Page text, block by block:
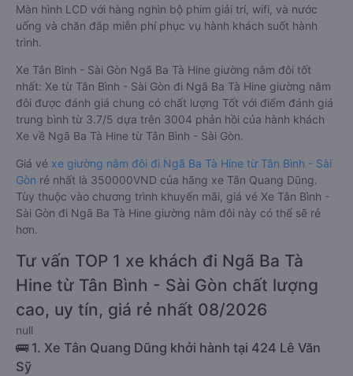
Màn hình LCD với hàng nghìn bộ phim giải trí, wifi, và nước
uống và chăn đắp miễn phí phục vụ hành khách suốt hành
trình.
Xe Tân Bình - Sài Gòn Ngã Ba Tà Hine giường nằm đôi tốt
nhất: Xe từ Tân Bình - Sài Gòn đi Ngã Ba Tà Hine giường nằm
đôi được đánh giá chung có chất lượng Tốt với điểm đánh giá
trung bình từ 3.7/5 dựa trên 3004 phản hồi của hành khách
Xe về Ngã Ba Tà Hine từ Tân Bình - Sài Gòn.
Giá vé xe giường nằm đôi đi Ngã Ba Tà Hine từ Tân Bình - Sài
Gòn rẻ nhất là 350000VND của hãng xe Tân Quang Dũng.
Tùy thuộc vào chương trình khuyến mãi, giá vé Xe Tân Bình -
Sài Gòn đi Ngã Ba Tà Hine giường nằm đôi này có thể sẽ rẻ
hơn.
Tư vấn TOP 1 xe khách đi Ngã Ba Tà
Hine từ Tân Bình - Sài Gòn chất lượng
cao, uy tín, giá rẻ nhất 08/2026
null
🚌 1. Xe Tân Quang Dũng khởi hành tại 424 Lê Văn
Sỹ